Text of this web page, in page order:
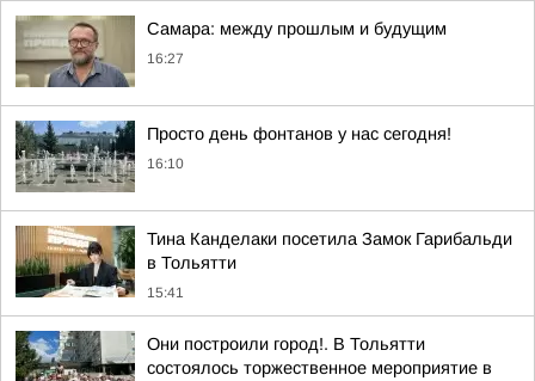
Самара: между прошлым и будущим
16:27
Просто день фонтанов у нас сегодня!
16:10
Тина Канделаки посетила Замок Гарибальди
в Тольятти
15:41
Они построили город!. В Тольятти
состоялось торжественное мероприятие в